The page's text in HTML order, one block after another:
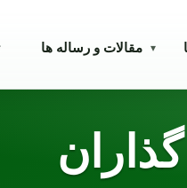
مقالات و رساله ها